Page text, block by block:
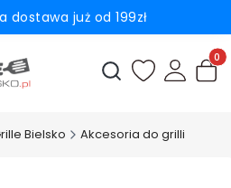
dostawa już od 199zł
Otwórz
Bielsko Akcesoria do grilli